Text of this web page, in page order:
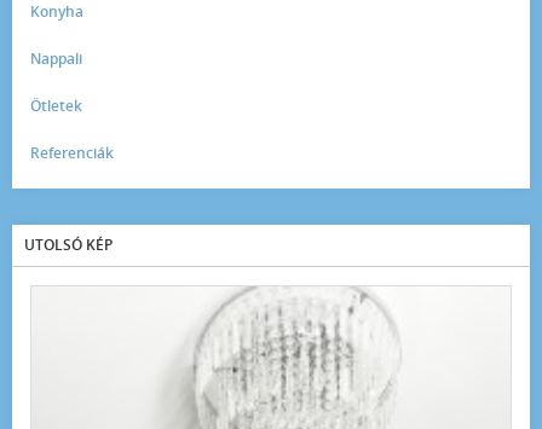
Konyha
Nappali
Ötletek
Referenciák
UTOLSÓ KÉP